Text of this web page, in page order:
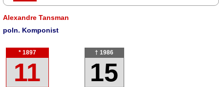
Alexandre Tansman
poln. Komponist
* 1897
11
† 1986
15